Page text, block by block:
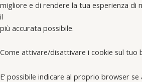
migliore e di rendere la tua esperienza di
il
più accurata possibile.
Come attivare/disattivare i cookie sul tuo
E’ possibile indicare al proprio browser